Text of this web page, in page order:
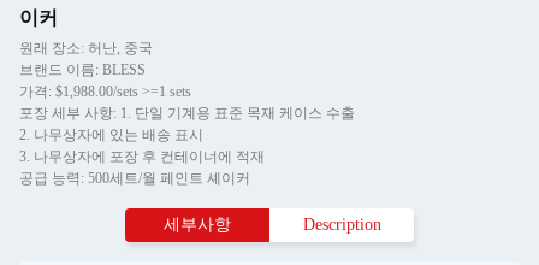
이커
원래 장소: 허난, 중국
브랜드 이름: BLESS
가격: $1,988.00/sets >=1 sets
포장 세부 사항: 1. 단일 기계용 표준 목재 케이스 수출
2. 나무상자에 있는 배송 표시
3. 나무상자에 포장 후 컨테이너에 적재
공급 능력: 500세트/월 페인트 셰이커
세부사항 Description